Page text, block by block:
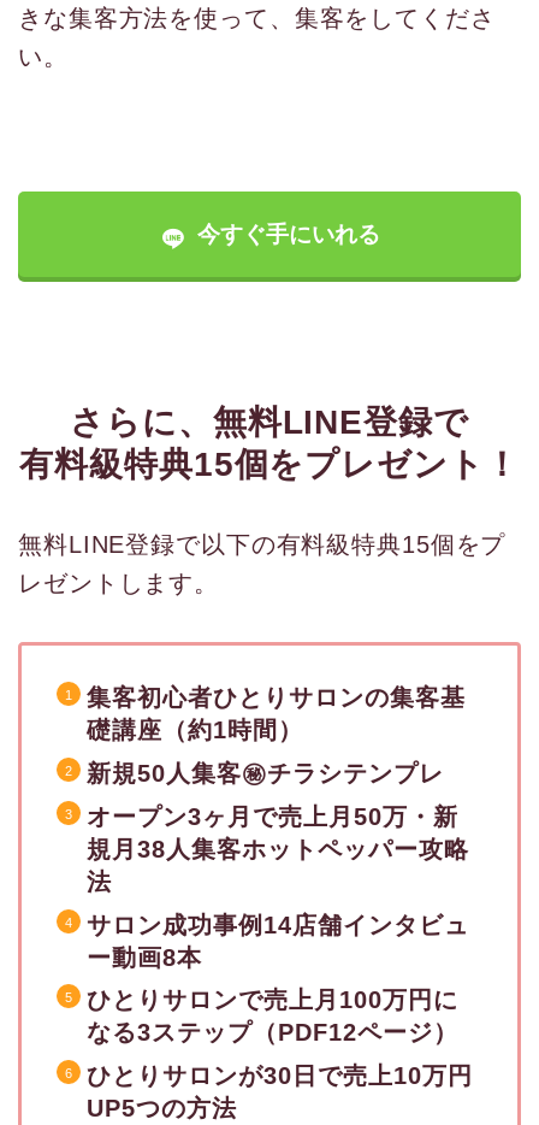
きな集客方法を使って、集客をしてくださ
い。
今すぐ手にいれる
さらに、無料LINE登録で
有料級特典15個をプレゼント！
無料LINE登録で以下の有料級特典15個をプ
レゼントします。
集客初心者ひとりサロンの集客基
礎講座（約1時間）
新規50人集客㊙︎チラシテンプレ
オープン3ヶ月で売上月50万・新
規月38人集客ホットペッパー攻略
法
サロン成功事例14店舗インタビュ
ー動画8本
ひとりサロンで売上月100万円に
なる3ステップ（PDF12ページ）
ひとりサロンが30日で売上10万円
UP5つの方法